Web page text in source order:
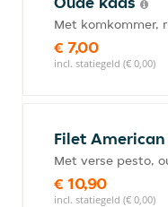
Met komkommer,
€ 7,00
incl. statiegeld (€ 0,00)
Filet
Met verse pesto,
€ 10,90
incl. statiegeld (€ 0,00)